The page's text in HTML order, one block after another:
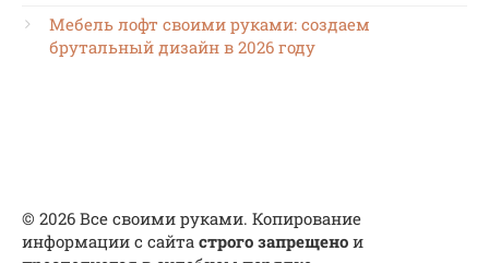
Мебель лофт своими руками: создаем
брутальный дизайн в 2026 году
© 2026 Все своими руками. Копирование
информации с сайта строго запрещено и